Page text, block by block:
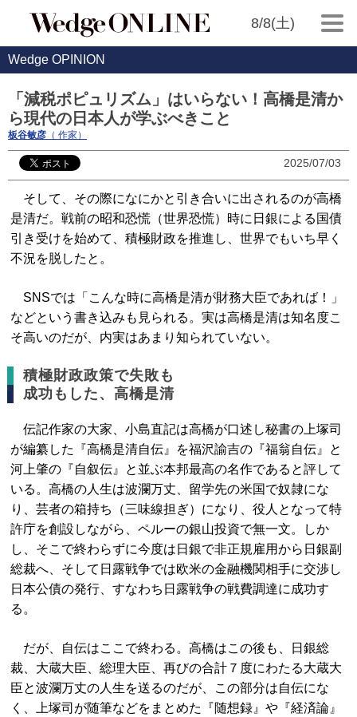
8/8(土)
Wedge OPINION
「減税ポピュリズム」はいらない！高橋是清か
ら現代の日本人が学ぶべきこと
板谷敏彦 （ 作家）
2025/07/03
そして、その際になにかと引き合いに出されるのが高橋
是清だ。戦前の昭和恐慌（世界恐慌）時に日銀による国債
引き受けを始めて、積極財政を推進し、世界でもいち早く
不況を脱したと。
SNSでは「こんな時に高橋是清が財務大臣であれば！」
などという書き込みも見られる。実は高橋是清は知名度こ
そ高いのだが、内実はあまり知られていない。
積極財政政策で失敗も
成功もした、高橋是清
伝記作家の大家、小島直記は高橋が口述し秘書の上塚司
が編纂した『高橋是清自伝』を福沢諭吉の『福翁自伝』と
河上肇の『自叙伝』と並ぶ本邦最高の名作であると評して
いる。高橋の人生は波瀾万丈、留学先の米国で奴隷にな
り、芸者の箱持ち（三味線担ぎ）になり、役人となって特
許庁を創設しながら、ペルーの銀山投資で無一文。しか
し、そこで終わらずに今度は日銀で非正規雇用から日銀副
総裁へ、そして日露戦争では欧米の金融機関相手に交渉し
日本公債の発行、すなわち日露戦争の戦費調達に成功す
る。
だが、自伝はここで終わる。高橋はこの後も、日銀総
裁、大蔵大臣、総理大臣、再びの合計７度にわたる大蔵大
臣と波瀾万丈の人生を送るのだが、この部分は自伝にな
く、上塚司が随筆などをまとめた『随想録』や『経済論』